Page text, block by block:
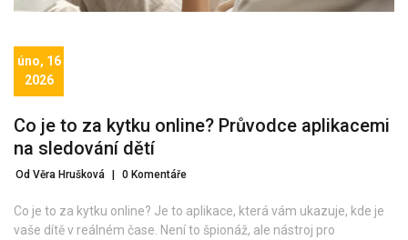
úno, 16
2026
Co je to za kytku online? Průvodce aplikacemi
na sledování dětí
Od Věra Hrušková | 0 Komentáře
Co je to za kytku online? Je to aplikace, která vám ukazuje, kde je
vaše dítě v reálném čase. Není to špionáž, ale nástroj pro